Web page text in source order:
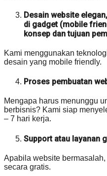
Desain website
di gadget (mobile
konsep dan tujuan
Kami menggunakan
desain yang mobile friendly.
Proses pembuatan
Mengapa harus menunggu
berbisnis? Kami siap
– 7 hari kerja.
Support atau layanan
Apabila website
secara gratis.